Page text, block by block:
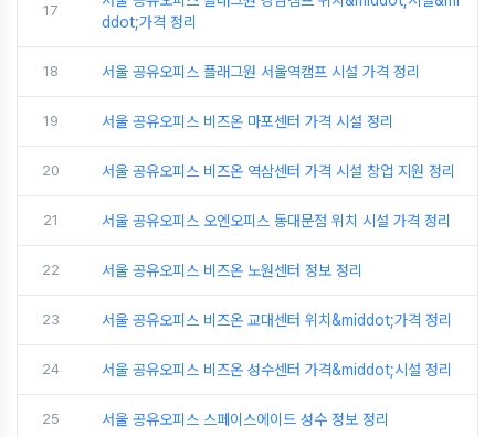
17
ddot;가격 정리
18 서울 공유오피스 플래그원 서울역캠프 시설 가격 정리
19 서울 공유오피스 비즈온 마포센터 가격 시설 정리
20 서울 공유오피스 비즈온 역삼센터 가격 시설 창업 지원 정리
21 서울 공유오피스 오엔오피스 동대문점 위치 시설 가격 정리
22 서울 공유오피스 비즈온 노원센터 정보 정리
23 서울 공유오피스 비즈온 교대센터 위치&middot;가격 정리
24 서울 공유오피스 비즈온 성수센터 가격&middot;시설 정리
25 서울 공유오피스 스페이스에이드 성수 정보 정리